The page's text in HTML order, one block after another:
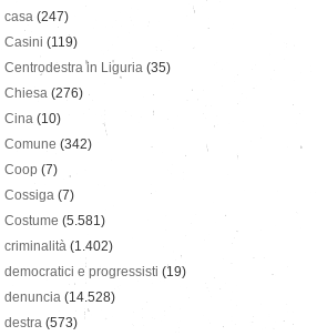
casa (247)
Casini (119)
Centrodestra in Liguria (35)
Chiesa (276)
Cina (10)
Comune (342)
Coop (7)
Cossiga (7)
Costume (5.581)
criminalità (1.402)
democratici e progressisti (19)
denuncia (14.528)
destra (573)